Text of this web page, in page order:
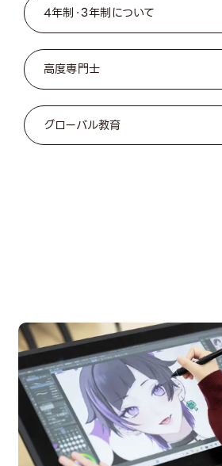
4年制・3年制について
高度専門士
グローバル教育